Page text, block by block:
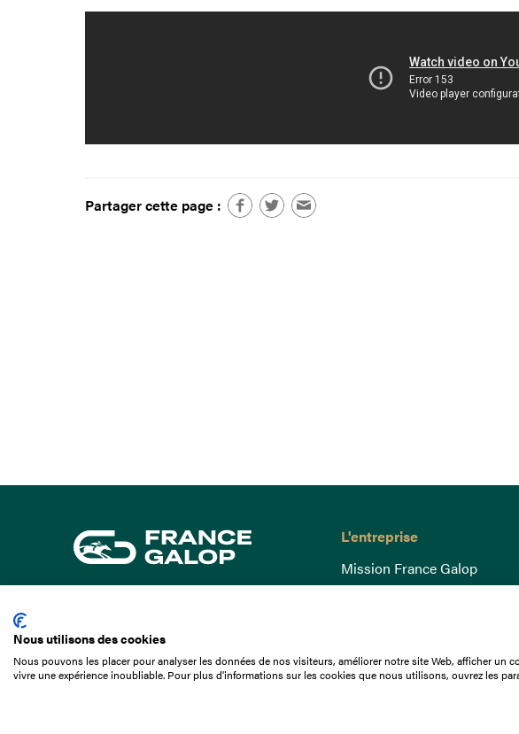
Partager cette page :
01 49 10 20 29
L'entreprise
Mission France Galop
Gouvernance
Comprendre les courses
Docuthèque
Nous utilisons des cookies
Nous pouvons les placer pour analyser les données de nos visiteurs, améliorer notre site Web, afficher un
vivre une expérience inoubliable. Pour plus d'informations sur les cookies que nous utilisons, ouvrez les